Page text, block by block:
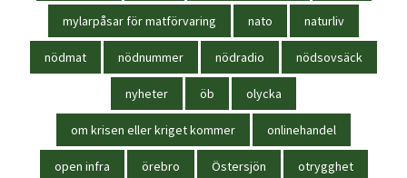
mylarpåsar för matförvaring nato naturliv
nödmat nödnummer nödradio nödsovsäck
nyheter öb olycka
om krisen eller kriget kommer onlinehandel
open infra örebro Östersjön otrygghet